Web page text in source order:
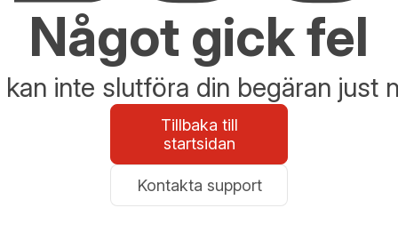
Något gick fel
kan inte slutföra din begäran just
Tillbaka till
startsidan
Kontakta support